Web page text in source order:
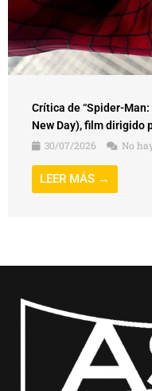
Crítica de “Spider-
New Day), film dirigido
30/07/2026
No
LEER MÁS →